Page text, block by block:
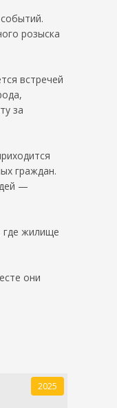
розыска
встречей
за
граждан.
—
где жилище
они
2025